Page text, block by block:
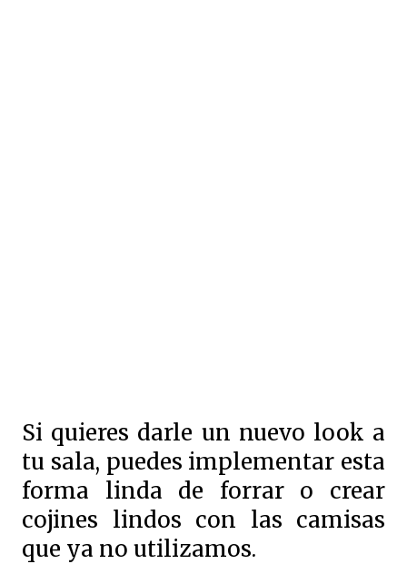
Si quieres darle un nuevo look a
tu sala, puedes implementar esta
forma linda de forrar o crear
cojines lindos con las camisas
que ya no utilizamos.